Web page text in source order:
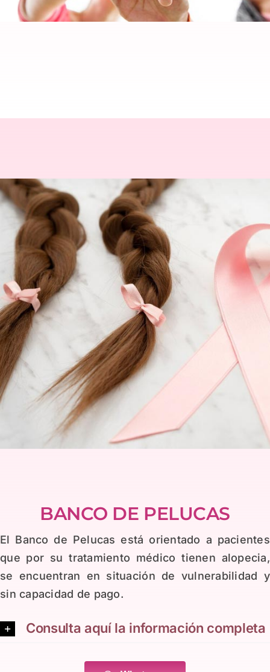
BANCO DE PELUCAS
El Banco de Pelucas está orientado a pacientes
que por su tratamiento médico tienen alopecia,
se encuentran en situación de vulnerabilidad y
sin capacidad de pago.
Consulta aquí la información completa